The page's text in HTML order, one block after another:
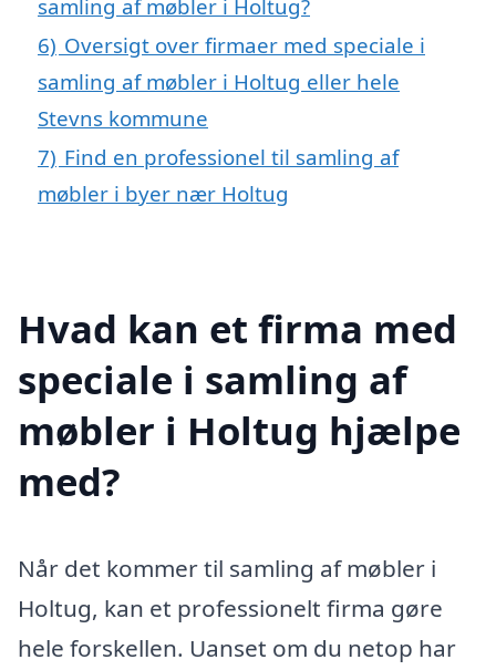
samling af møbler i Holtug?
6) Oversigt over firmaer med speciale i
samling af møbler i Holtug eller hele
Stevns kommune
7) Find en professionel til samling af
møbler i byer nær Holtug
Hvad kan et firma med
speciale i samling af
møbler i Holtug hjælpe
med?
Når det kommer til samling af møbler i
Holtug, kan et professionelt firma gøre
hele forskellen. Uanset om du netop har